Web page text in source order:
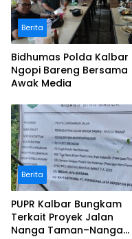
Berita
Bidhumas Polda Kalbar
Ngopi Bareng Bersama
Awak Media
Berita
PUPR Kalbar Bungkam
Terkait Proyek Jalan
Nanga Taman–Nanga